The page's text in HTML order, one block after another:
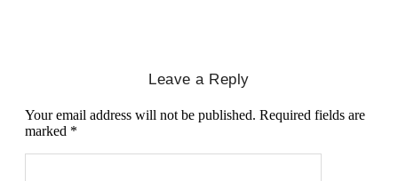
Leave a Reply
Your email address will not be published. Required fields are
marked *